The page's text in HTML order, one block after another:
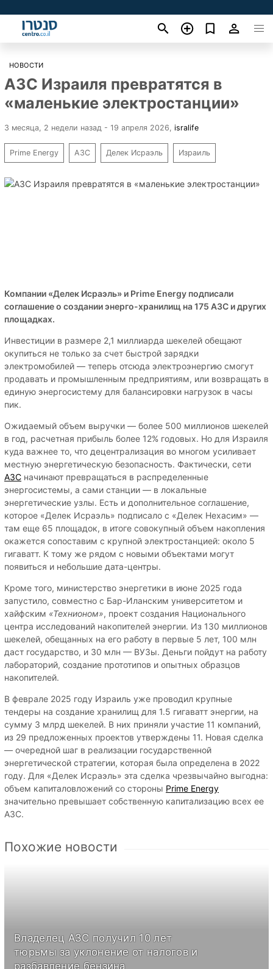
НОВОСТИ
АЗС Израиля превратятся в
«маленькие электростанции»
3 месяца, 2 недели назад - 19 апреля 2026 isralife
Prime Energy АЗС Делек Исраэль Израиль
Компании «Делек Исраэль» и Prime Energy подписали
соглашение о создании энерго-хранилищ на 175 АЗС и других
площадках.
Инвестиции в размере 2,1 миллиарда шекелей обещают
окупиться не только за счет быстрой зарядки
электромобилей — теперь отсюда электроэнергию смогут
продавать и промышленным предприятиям, или возвращать в
единую энергосистему для балансировки нагрузок в часы
пик.
Ожидаемый объем выручки — более 500 миллионов шекелей
в год, расчетная прибыль более 12% годовых. Но для Израиля
куда важнее то, что децентрализация во многом усиливает
местную энергетическую безопасность. Фактически, сети
АЗС начинают превращаться в распределенные
энергосистемы, а сами станции — в локальные
энергетические узлы. Есть и дополнительное соглашение,
которое «Делек Исраэль» подписало с «Делек Нехасим» —
там еще 65 площадок, в итоге совокупный объем накопления
окажется сопоставим с крупной электростанцией: около 5
гигаватт. К тому же рядом с новыми объектами могут
появиться и небольшие дата-центры.
Кроме того, министерство энергетики в июне 2025 года
запустило, совместно с Бар-Иланским университетом и
хайфским «Технионом», проект создания Национального
центра исследований накопителей энергии. Из 130 миллионов
шекелей, обещанных на его работу в первые 5 лет, 100 млн
даст государство, и 30 млн — ВУЗы. Деньги пойдут на работу
лабораторий, создание прототипов и опытных образцов
накопителей.
В феврале 2025 году Израиль уже проводил крупные
тендеры на создание хранилищ для 1.5 гигаватт энергии, на
сумму 3 млрд шекелей. В них приняли участие 11 компаний,
из 29 предложенных проектов утверждены 11. Новая сделка
— очередной шаг в реализации государственной
энергетической стратегии, которая была определена в 2022
году. Для «Делек Исраэль» эта сделка чрезвычайно выгодна:
объем капиталовложений со стороны Prime Energy
значительно превышает собственную капитализацию всех ее
АЗС.
Похожие новости
Владелец АЗС получил 10 лет
тюрьмы за уклонение от налогов и
разбавление бензина